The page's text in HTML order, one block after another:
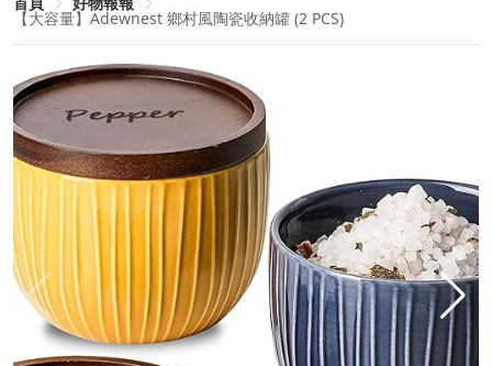
【大容量】Adewnest 鄉村風陶瓷收納罐 (2 PCS)